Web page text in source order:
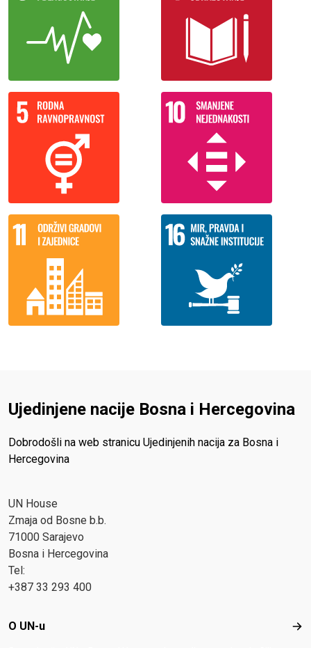
Ujedinjene nacije Bosna i Hercegovina
Dobrodošli na web stranicu Ujedinjenih nacija za Bosna i
Hercegovina
UN House
Zmaja od Bosne b.b.
71000 Sarajevo
Bosna i Hercegovina
Tel:
+387 33 293 400
Footer menu
O UN-u O